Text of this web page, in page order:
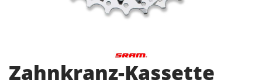
Zahnkranz-Kassette